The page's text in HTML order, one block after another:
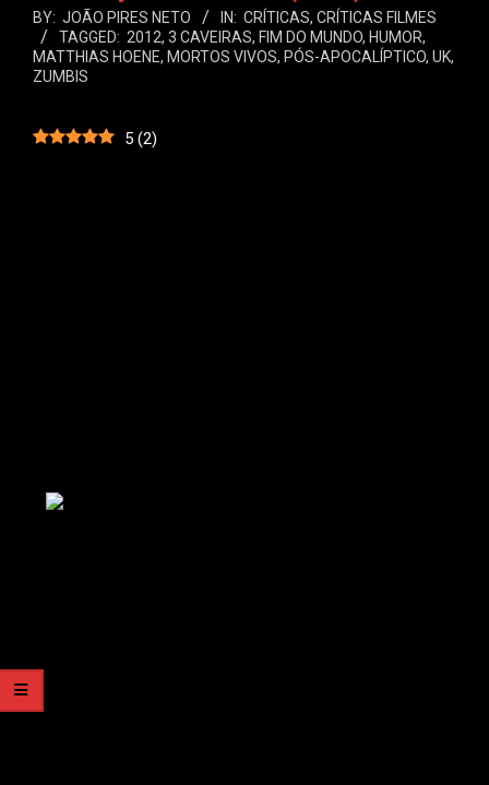
BY: JOÃO PIRES NETO IN: CRÍTICAS, CRÍTICAS FILMES
TAGGED: 2012, 3 CAVEIRAS, FIM DO MUNDO, HUMOR,
MATTHIAS HOENE, MORTOS VIVOS, PÓS-APOCALÍPTICO, UK,
ZUMBIS
5 (2)